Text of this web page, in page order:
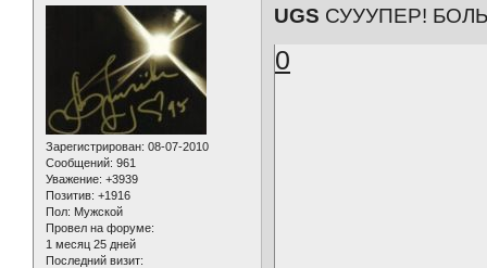
Зарегистрирован: 08-07-2010
Сообщений: 961
Уважение: +3939
Позитив: +1916
Пол: Мужской
Провел на форуме:
1 месяц 25 дней
Последний визит:
UGS СУУУПЕР!
0